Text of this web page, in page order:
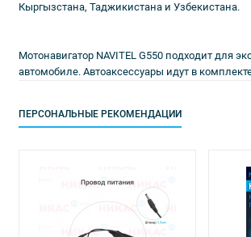
Кыргызстана, Таджикистана и Узбекистана.
Мотонавигатор NAVITEL G550 подходит для
автомобиле. Автоаксессуары идут в
ПЕРСОНАЛЬНЫЕ РЕКОМЕНДАЦИИ